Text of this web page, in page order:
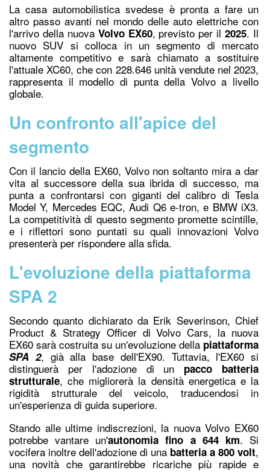
La casa automobilistica svedese è pronta a fare un
altro passo avanti nel mondo delle auto elettriche con
l'arrivo della nuova Volvo EX60, previsto per il2025. Il
nuovo SUV si colloca in un segmento di mercato
altamente competitivo e sarà chiamato a sostituire
l'attuale XC60, che con 228.646 unità vendute nel 2023,
rappresenta il modello di punta della Volvo a livello
globale.
Un confronto all'apice del
segmento
Con il lancio della EX60, Volvo non soltanto mira a dar
vita al successore della sua ibrida di successo, ma
punta a confrontarsi con giganti del calibro di Tesla
Model Y, Mercedes EQC, Audi Q6 e-tron, e BMW iX3.
La competitività di questo segmento promette scintille,
e i riflettori sono puntati su quali innovazioni Volvo
presenterà per rispondere alla sfida.
L'evoluzione della piattaforma
SPA 2
Secondo quanto dichiarato da Erik Severinson, Chief
Product & Strategy Officer di Volvo Cars, la nuova
EX60 sarà costruita su un'evoluzione della piattaforma
SPA 2, già alla base dell'EX90. Tuttavia, l'EX60 si
distinguerà per l'adozione di un pacco batteria
strutturale, che migliorerà la densità energetica e la
rigidità strutturale del veicolo, traducendosi in
un'esperienza di guida superiore.
Stando alle ultime indiscrezioni, la nuova Volvo EX60
potrebbe vantare un'autonomia fino a 644 km. Si
vocifera inoltre dell'adozione di una batteria a 800 volt,
una novità che garantirebbe ricariche più rapide e